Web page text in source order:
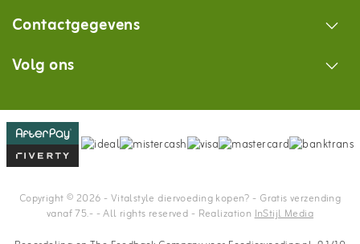
Contactgegevens
Volg ons
Copyright © 2026 - Vitalstyle diervoeding kopen? - Gratis verzending
vanaf 75.- - All rights reserved - RealizationInStijl Media